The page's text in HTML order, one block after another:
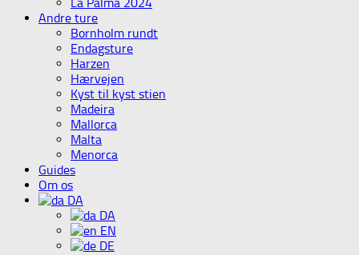
Andre ture
Bornholm rundt
Endagsture
Harzen
Hærvejen
Kyst til kyst stien
Madeira
Mallorca
Malta
Menorca
Guides
Om os
DA
DA
EN
DE